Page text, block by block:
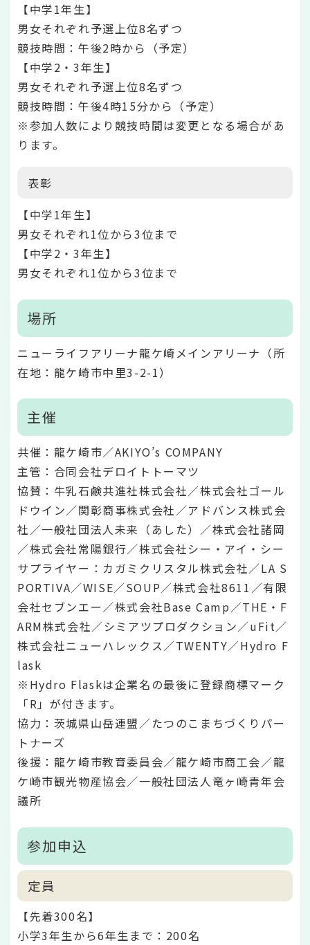
【中学1年生】
男女それぞれ予選上位8名ずつ
競技時間：午後2時から（予定）
【中学2・3年生】
男女それぞれ予選上位8名ずつ
競技時間：午後4時15分から（予定）
※参加人数により競技時間は変更となる場合があ
ります。
表彰
【中学1年生】
男女それぞれ1位から3位まで
【中学2・3年生】
男女それぞれ1位から3位まで
場所
ニューライフアリーナ龍ケ崎メインアリーナ（所
在地：龍ケ崎市中里3-2-1）
主催
共催：龍ケ崎市／AKIYO’s COMPANY
主管：合同会社デロイトトーマツ
協賛：牛乳石鹸共進社株式会社／株式会社ゴール
ドウイン／関彰商事株式会社／アドバンス株式会
社／一般社団法人未来（あした）／株式会社諸岡
／株式会社常陽銀行／株式会社シー・アイ・シー
サプライヤー：カガミクリスタル株式会社／LA S
PORTIVA／WISE／SOUP／株式会社8611／有限
会社セブンエー／株式会社Base Camp／THE・F
ARM株式会社／シミアツプロダクション／uFit／
株式会社ニューハレックス／TWENTY／Hydro F
lask
※Hydro Flaskは企業名の最後に登録商標マーク
「R」が付きます。
協力：茨城県山岳連盟／たつのこまちづくりパー
トナーズ
後援：龍ケ崎市教育委員会／龍ケ崎市商工会／龍
ケ崎市観光物産協会／一般社団法人竜ヶ崎青年会
議所
参加申込
定員
【先着300名】
小学3年生から6年生まで：200名